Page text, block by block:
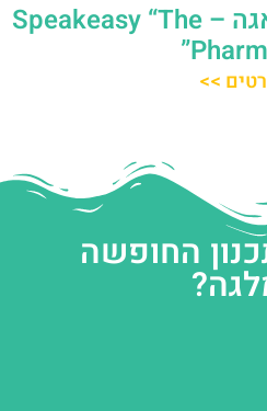
בר קוקטיילים במלאגה – Speakeasy “The
>>
החופשה